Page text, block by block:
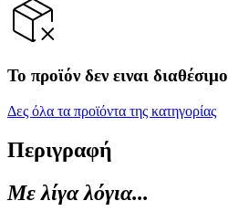
Το προϊόν δεν ειναι διαθέσιμο
Δες όλα τα προϊόντα της κατηγορίας
Περιγραφή
Με λίγα λόγια...